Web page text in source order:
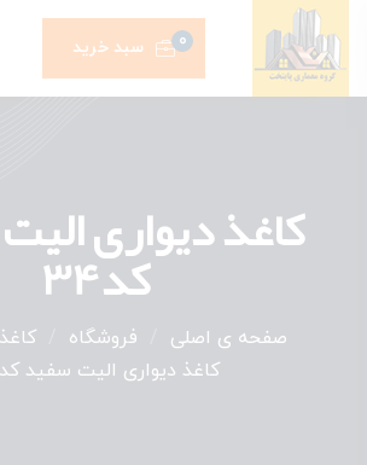
سبد خرید 0
کاغذ دیواری
کد34
صفحه ی اصلی فروشگاه /
کاغذ دیواری الیت سفید کد34